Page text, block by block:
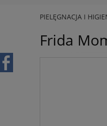
ARTYKUŁY DLA
PIELĘGNACJA I
Frida